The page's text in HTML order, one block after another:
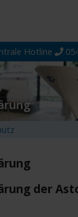
Hotline
der